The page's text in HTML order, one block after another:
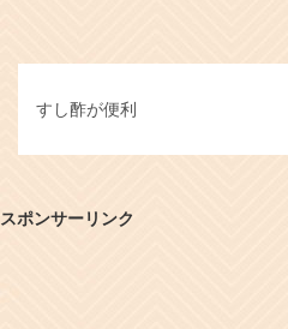
すし酢が便利
スポンサーリンク